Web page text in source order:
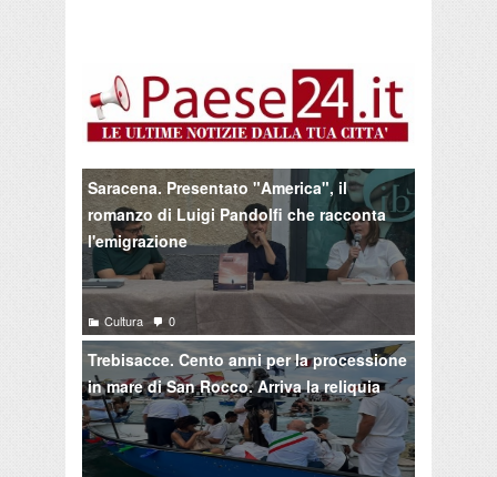
Saracena. Presentato "America", il
romanzo di Luigi Pandolfi che racconta
l'emigrazione
Cultura 0
Trebisacce. Cento anni per la processione
in mare di San Rocco. Arriva la reliquia